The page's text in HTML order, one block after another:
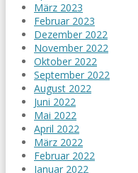
März 2023
Februar 2023
Dezember 2022
November 2022
Oktober 2022
September 2022
August 2022
Juni 2022
Mai 2022
April 2022
März 2022
Februar 2022
Januar 2022